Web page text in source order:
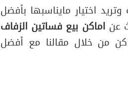
اختيار مايناسبها بأفضل
عن اماكن بيع فساتين الزفاف
من خلال مقالنا مع أفضل